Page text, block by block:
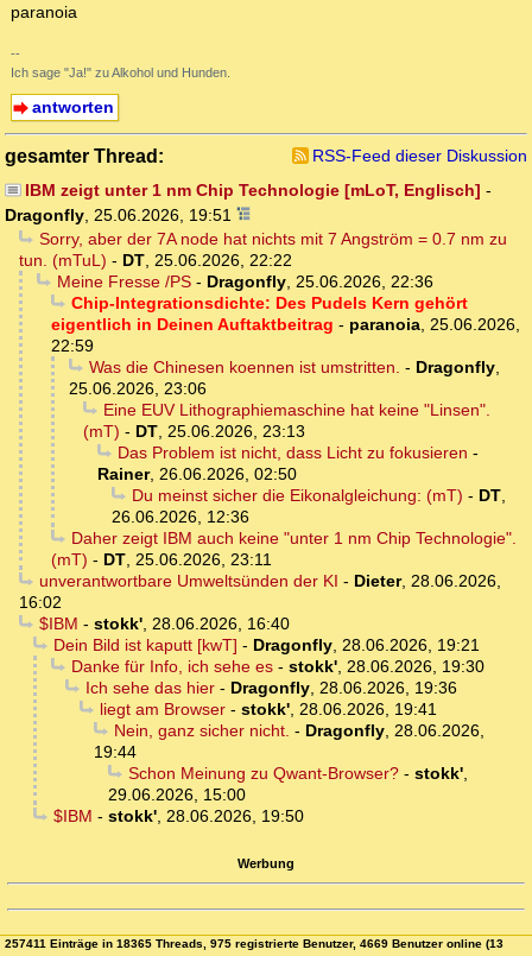
paranoia
--
Ich sage "Ja!" zu Alkohol und Hunden.
antworten
gesamter Thread:
RSS-Feed dieser Diskussion
IBM zeigt unter 1 nm Chip Technologie [mLoT, Englisch] -
Dragonfly, 25.06.2026, 19:51
Sorry, aber der 7A node hat nichts mit 7 Angström = 0.7 nm zu
tun. (mTuL) - DT, 25.06.2026, 22:22
Meine Fresse /PS- Dragonfly, 25.06.2026, 22:36
Chip-Integrationsdichte: Des Pudels Kern gehört
eigentlich in Deinen Auftaktbeitrag - paranoia, 25.06.2026,
22:59
Was die Chinesen koennen ist umstritten. - Dragonfly,
25.06.2026, 23:06
Eine EUV Lithographiemaschine hat keine "Linsen".
(mT) - DT, 25.06.2026, 23:13
Das Problem ist nicht, dass Licht zu fokusieren -
Rainer, 26.06.2026, 02:50
Du meinst sicher die Eikonalgleichung: (mT) - DT,
26.06.2026, 12:36
Daher zeigt IBM auch keine "unter 1 nm Chip Technologie".
(mT) - DT, 25.06.2026, 23:11
unverantwortbare Umweltsünden der KI - Dieter, 28.06.2026,
16:02
$IBM - stokk', 28.06.2026, 16:40
Dein Bild ist kaputt [kwT] - Dragonfly, 28.06.2026, 19:21
Danke für Info, ich sehe es- stokk', 28.06.2026, 19:30
Ich sehe das hier- Dragonfly, 28.06.2026, 19:36
liegt am Browser- stokk', 28.06.2026, 19:41
Nein, ganz sicher nicht. - Dragonfly, 28.06.2026,
19:44
Schon Meinung zu Qwant-Browser?- stokk',
29.06.2026, 15:00
$IBM - stokk', 28.06.2026, 19:50
Werbung
257411 Einträge in 18365 Threads, 975 registrierte Benutzer, 4669 Benutzer online (13